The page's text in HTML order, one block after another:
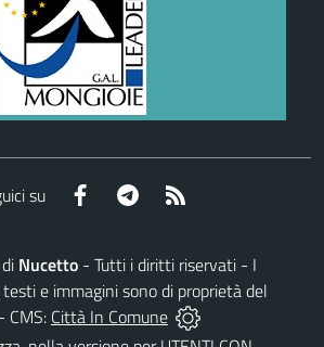
su Facebook Telegram
Nucetto - Tutti i diritti riservati - I
e immagini sono di proprietà del
CMS: Città In Comune